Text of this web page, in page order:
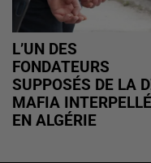
L’UN DES
FONDATEURS
SUPPOSÉS DE LA
MAFIA INTERPELLÉ
EN ALGÉRIE